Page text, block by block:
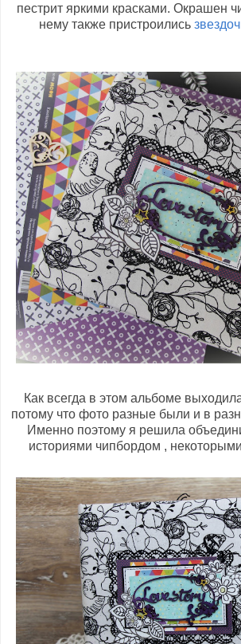
пестрит яркими красками. Окрашен
нему также пристроились
Как всегда в этом альбоме
потому что фото разные были и в
Именно поэтому я решила
историями чипбордом ,